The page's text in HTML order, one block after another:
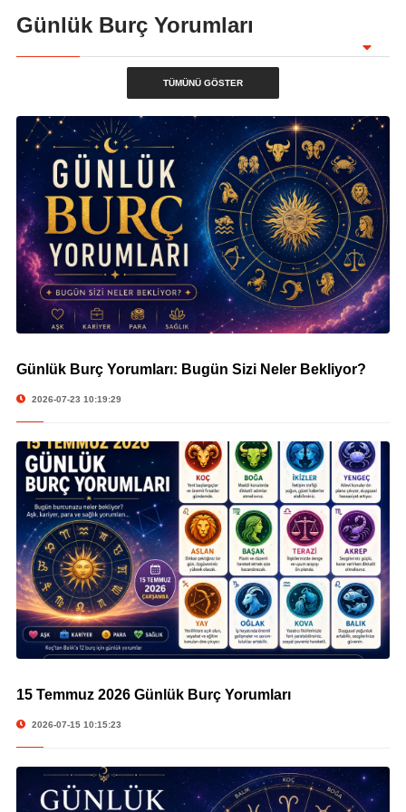
Günlük Burç Yorumları
TÜMÜNÜ GÖSTER
© Günlük Burç Yorumları: Bugün Sizi Neler Bekliyor?
Günlük Burç Yorumları: Bugün Sizi Neler Bekliyor?
2026-07-23 10:19:29
© 15 Temmuz 2026 Günlük Burç Yorumları
15 Temmuz 2026 Günlük Burç Yorumları
2026-07-15 10:15:23